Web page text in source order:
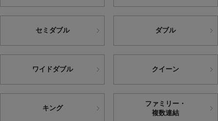
セミダブル ダブル
ワイドダブル クイーン
キング
ファミリー・
複数連結